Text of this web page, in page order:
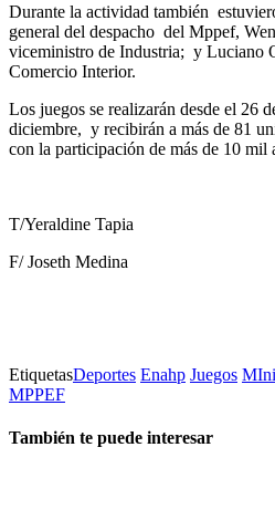
Durante la actividad también
general del despacho del Mppef,
viceministro de Industria; y Luciano
Comercio Interior.
Los juegos se realizarán desde el 26
diciembre, y recibirán a más de 81
con la participación de más de 10 mil
T/Yeraldine Tapia
F/ Joseth Medina
EtiquetasDeportes Enahp Juegos
MPPEF
También te puede interesar